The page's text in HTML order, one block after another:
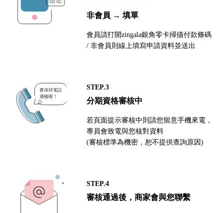
非會員 → 填單
會員請打開zingala銀角零卡掃描付款條碼
/ 非會員則線上填寫申請資料並送出
STEP.3
分期資格審核中
若頁面提示審核中則請您留意手機來電，
專員會致電與您核對資料
(審核標準為機密，恕不提供查詢原因)
STEP.4
審核通過後，商家會與您聯繫